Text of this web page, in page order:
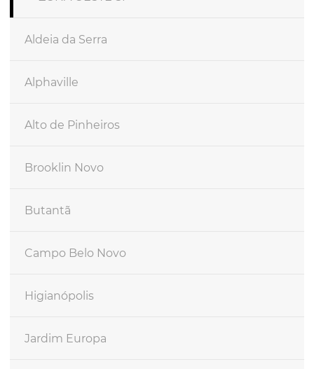
Aldeia da Serra
Alphaville
Alto de Pinheiros
Brooklin Novo
Butantã
Campo Belo Novo
Higianópolis
Jardim Europa